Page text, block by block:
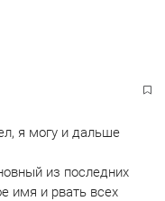
я могу и дальше
из последних
имя и рвать всех